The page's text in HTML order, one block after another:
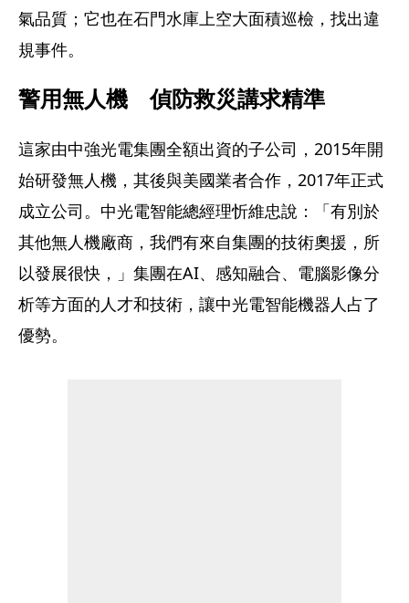
氣品質；它也在石門水庫上空大面積巡檢，找出違
規事件。
警用無人機　偵防救災講求精準
這家由中強光電集團全額出資的子公司，2015年開
始研發無人機，其後與美國業者合作，2017年正式
成立公司。中光電智能總經理忻維忠說：「有別於
其他無人機廠商，我們有來自集團的技術奧援，所
以發展很快，」集團在AI、感知融合、電腦影像分
析等方面的人才和技術，讓中光電智能機器人占了
優勢。